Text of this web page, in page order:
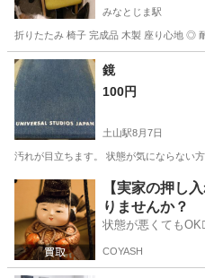
みなとじま駅
折りたたみ 椅子 完成品 木製 座り心地 ◎
兵庫 神戸市
鏡
100円
土山駅8月7日
汚れが目立ちます。 状態が気にならない
兵庫 明石市 土山駅 ミラー/
【実家の押し
りませんか？
状態が悪くても
COYASH